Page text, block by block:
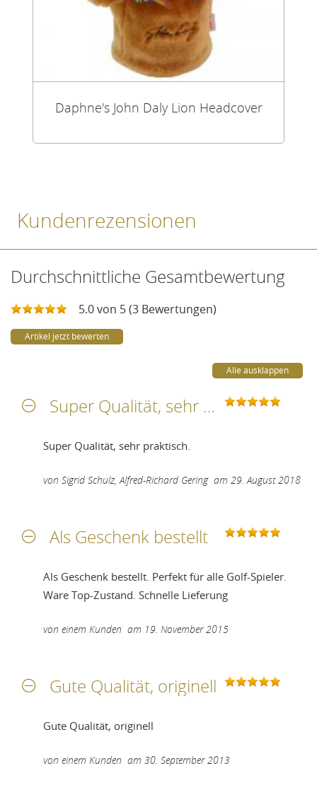
Daphne's John Daly Lion Headcover
Kundenrezensionen
Durchschnittliche Gesamtbewertung
5.0 von 5 (3 Bewertungen)
Artikel jetzt bewerten
Alle ausklappen
Super Qualität, sehr praktisch
Super Qualität, sehr praktisch.
von Sigrid Schulz, Alfred-Richard Geringam 29. August 2018
Als Geschenk bestellt
Als Geschenk bestellt. Perfekt für alle Golf-Spieler.
Ware Top-Zustand. Schnelle Lieferung
von einem Kunden am 19. November 2015
Gute Qualität, originell
Gute Qualität, originell
von einem Kunden am 30. September 2013